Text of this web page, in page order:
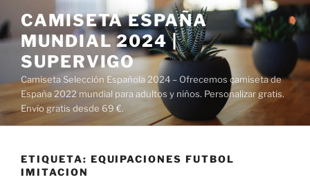
al
contenido
CAMISETA ESPAÑA
MUNDIAL 2024 |
SUPERVIGO
Camiseta Selección Española 2024 – Ofrecemos camiseta de
España 2022 mundial para adultos y niños. Personalizar gratis.
Envío gratis desde 69 €.
ETIQUETA: EQUIPACIONES FUTBOL
IMITACION